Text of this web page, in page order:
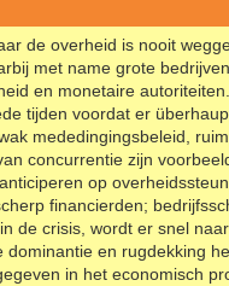
de overheid is nooit
met name grote
en monetaire
tijden voordat er
mededingingsbeleid,
concurrentie zijn
op
financierden;
de crisis, wordt er snel
en rugdekking
in het economisch